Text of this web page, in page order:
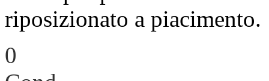
riposizionato a piacimento.
0